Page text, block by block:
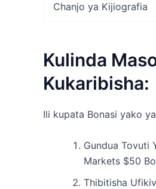
Chanjo ya Kijiografia
Kulinda
Kukaribisha:
Ili kupata Bonasi yako
Gundua Tovuti
Markets $50
Thibitisha